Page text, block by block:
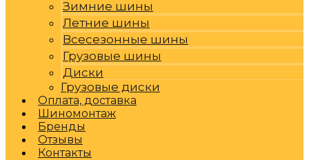
Зимние шины
Летние шины
Всесезонные шины
Грузовые шины
Диски
Грузовые диски
Оплата, доставка
Шиномонтаж
Бренды
Отзывы
Контакты